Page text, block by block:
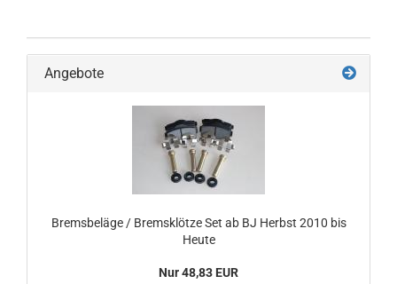
Angebote
Bremsbeläge / Bremsklötze Set ab BJ Herbst 2010 bis
Heute
Nur 48,83 EUR